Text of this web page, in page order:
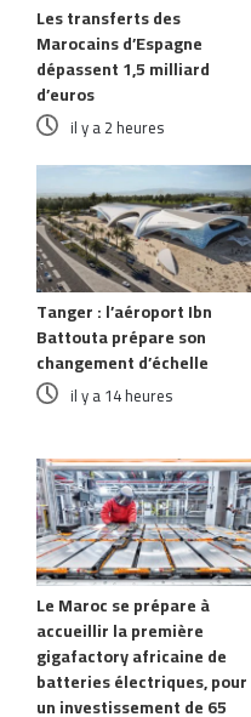
Les transferts des
Marocains d’Espagne
dépassent 1,5 milliard
d’euros
il y a 2 heures
Tanger : l’aéroport Ibn
Battouta prépare son
changement d’échelle
il y a 14 heures
Le Maroc se prépare à
accueillir la première
gigafactory africaine de
batteries électriques, pour
un investissement de 65